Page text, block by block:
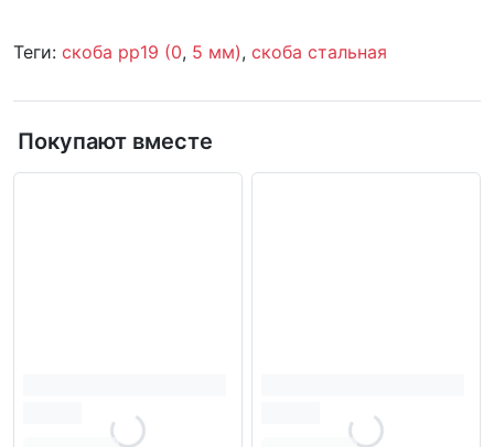
Теги: скоба pp19 (0, 5 мм), скоба стальная
Покупают вместе